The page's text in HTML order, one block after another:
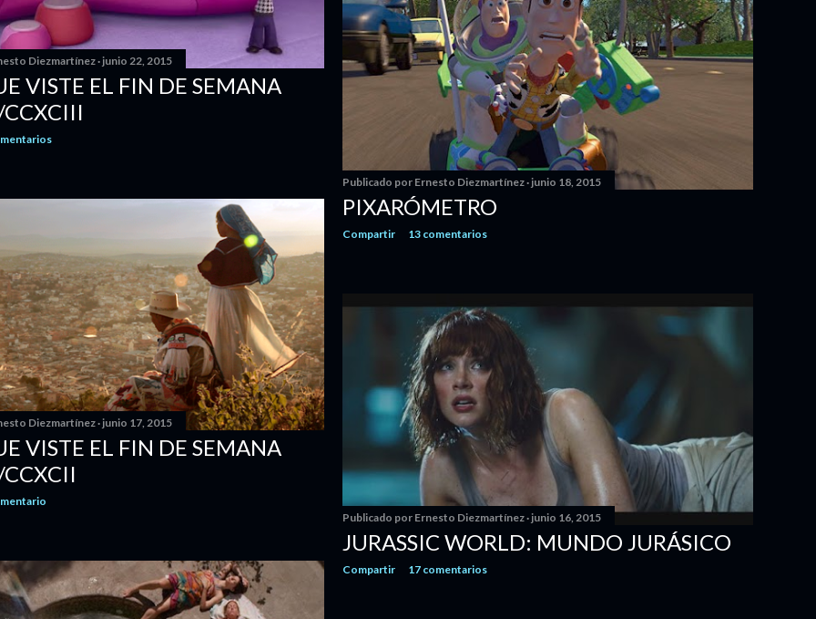
Publicado porErnesto Diezmartínez junio 23, 2015
PÍDALA CANTANDO/LXIII
2 comentarios
Diezmartínez junio 22, 2015
VISTE EL FIN DE SEMANA
CCXCIII
Publicado por Ernesto Diezmartínez junio 18, 2015
PIXARÓMETRO
Compartir 13 comentarios
Diezmartínez junio 17, 2015
VISTE EL FIN DE SEMANA
Publicado por Ernesto Diezmartínez junio 16, 2015
JURASSIC WORLD: MUNDO JURÁSICO
Compartir 17 comentarios